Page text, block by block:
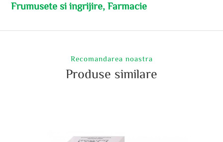
Frumusete si ingrijire, Farmacie
Recomandarea noastra
Produse similare